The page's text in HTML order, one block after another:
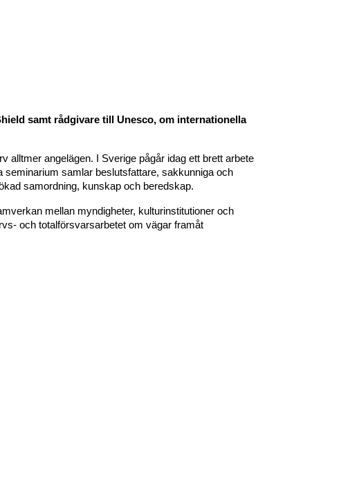
samt rådgivare till Unesco, om internationella
alltmer angelägen. I Sverige pågår idag ett brett arbete
seminarium samlar beslutsfattare, sakkunniga och
samordning, kunskap och beredskap.
mellan myndigheter, kulturinstitutioner och
och totalförsvarsarbetet om vägar framåt